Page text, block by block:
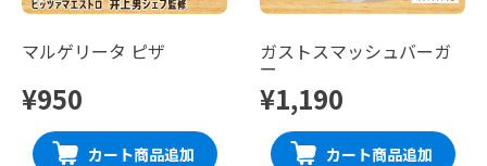
マルゲリータ ピザ
¥950
カート商品追加
ガストスマッシュバーガ
ー
¥1,190
カート商品追加